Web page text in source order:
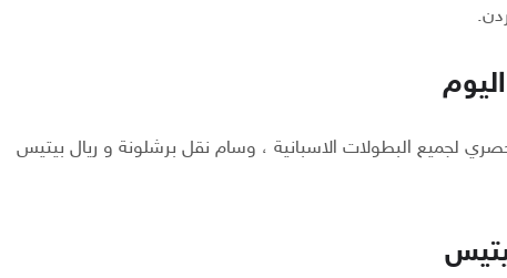
لجميع البطولات الاسبانية ، وسام نقل برشلونة و ريال بيتيس